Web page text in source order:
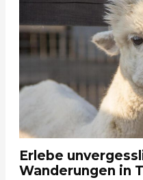
Erlebe
Wanderungen in